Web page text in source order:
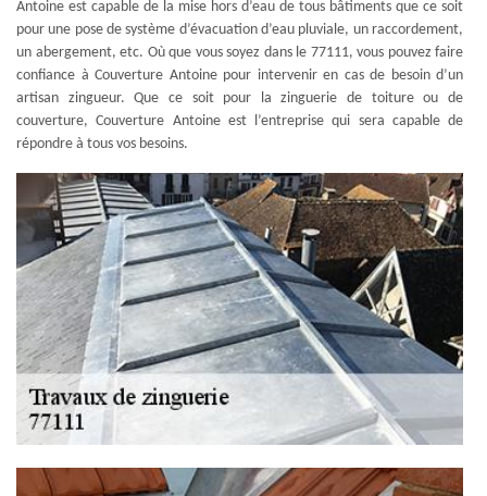
Antoine est capable de la mise hors d’eau de tous bâtiments que ce soit
pour une pose de système d’évacuation d’eau pluviale, un raccordement,
un abergement, etc. Où que vous soyez dans le 77111, vous pouvez faire
confiance à Couverture Antoine pour intervenir en cas de besoin d’un
artisan zingueur. Que ce soit pour la zinguerie de toiture ou de
couverture, Couverture Antoine est l’entreprise qui sera capable de
répondre à tous vos besoins.